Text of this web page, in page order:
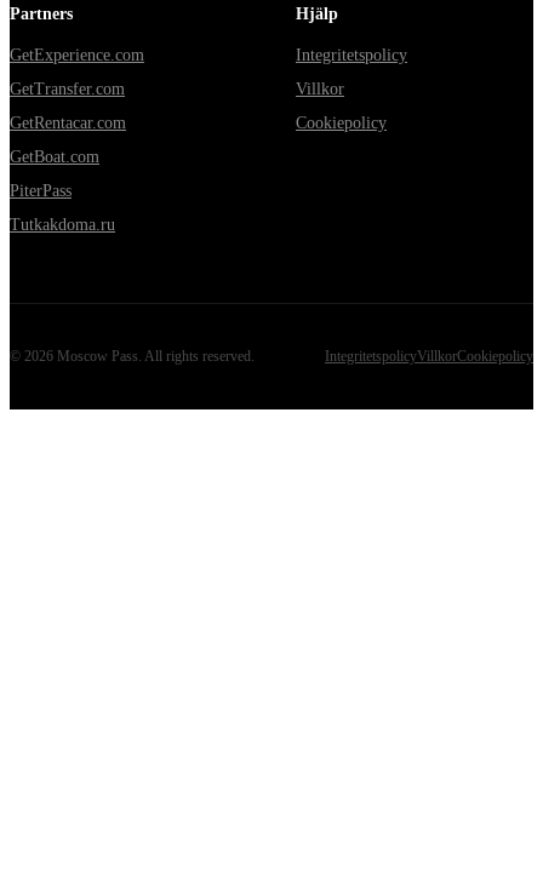
Partners
GetExperience.com
GetTransfer.com
GetRentacar.com
GetBoat.com
PiterPass
Tutkakdoma.ru
Hjälp
Integritetspolicy
Villkor
Cookiepolicy
© 2026 Moscow Pass . All rights reserved. IntegritetspolicyVillkorCookiepolicy